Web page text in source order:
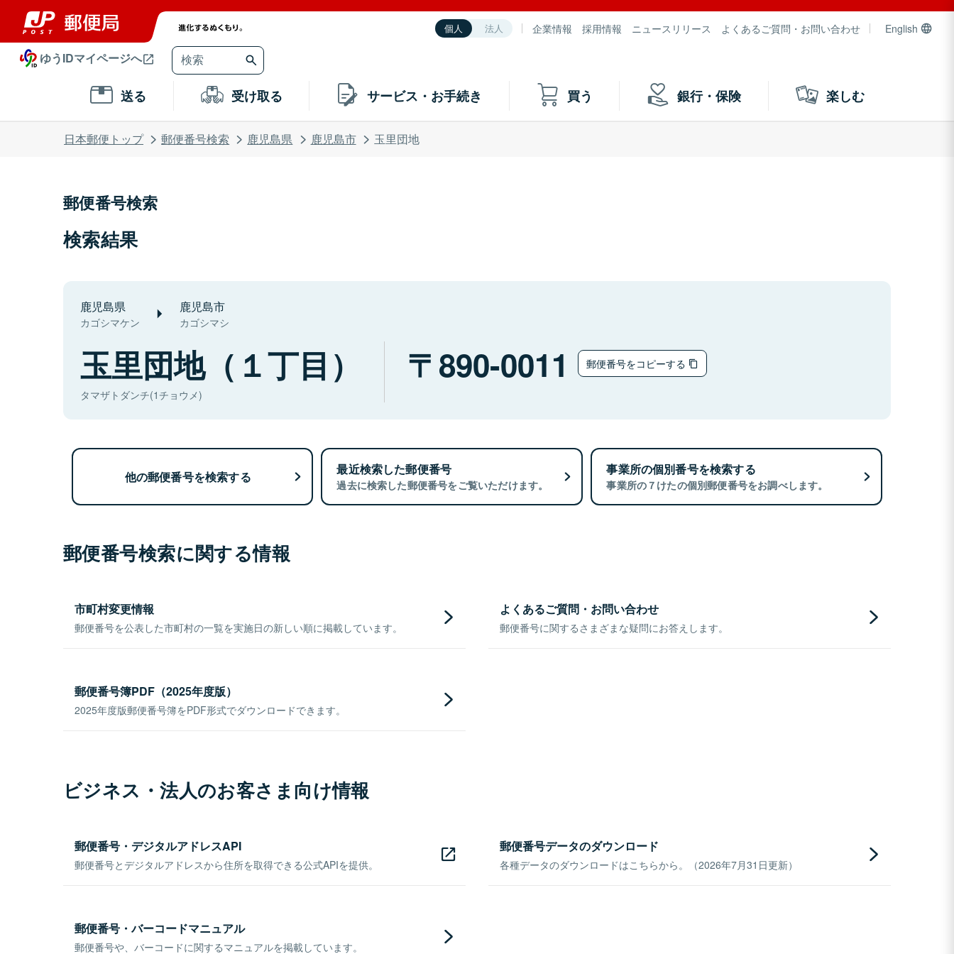
個人 法人 企業情報 採用情報 ニュースリリース よくあるご質問・お問い合わせ English
ゆうIDマイページへ
送る 受け取る サービス・お手続き 買う 銀行・保険 楽しむ
日本郵便トップ 郵便番号検索 鹿児島県 鹿児島市 玉里団地
郵便番号検索
検索結果
鹿児島県
カゴシマケン
鹿児島市
カゴシマシ
玉里団地（１丁目）
タマザトダンチ(1チョウメ)
890-0011 郵便番号をコピーする
他の郵便番号を検索する 最近検索した郵便番号
過去に検索した郵便番号をご覧いただけます。
事業所の個別番号を検索する
事業所の７けたの個別郵便番号をお調べします。
郵便番号検索に関する情報
市町村変更情報
郵便番号を公表した市町村の一覧を実施日の新しい順に掲載しています。
よくあるご質問・お問い合わせ
郵便番号に関するさまざまな疑問にお答えします。
郵便番号簿PDF（2025年度版）
2025年度版郵便番号簿をPDF形式でダウンロードできます。
ビジネス・法人のお客さま向け情報
郵便番号・デジタルアドレスAPI
郵便番号とデジタルアドレスから住所を取得できる公式APIを提供。
郵便番号データのダウンロード
各種データのダウンロードはこちらから。（2026年7月31日更新）
郵便番号・バーコードマニュアル
郵便番号や、バーコードに関するマニュアルを掲載しています。